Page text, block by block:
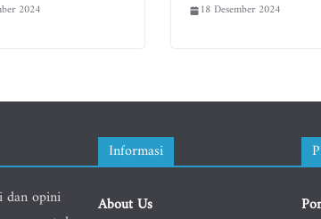
2024 18 Desember 2024
dan opini
Informasi
About Us